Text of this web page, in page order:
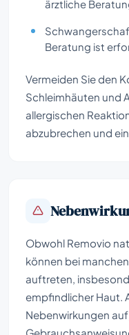
ärztliche
Beratung ist
Vermeiden Sie den
Schleimhäuten und
allergischen
abzubrechen und
Obwohl Removio
können bei
auftreten,
empfindlicher Haut.
Nebenwirkungen